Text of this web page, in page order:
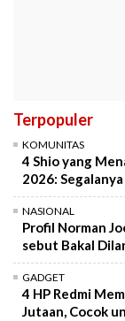
Terpopuler
KOMUNITAS
4 Shio yang
2026:
NASIONAL
Profil Norman
sebut Bakal
GADGET
4 HP Redmi
Jutaan, Cocok